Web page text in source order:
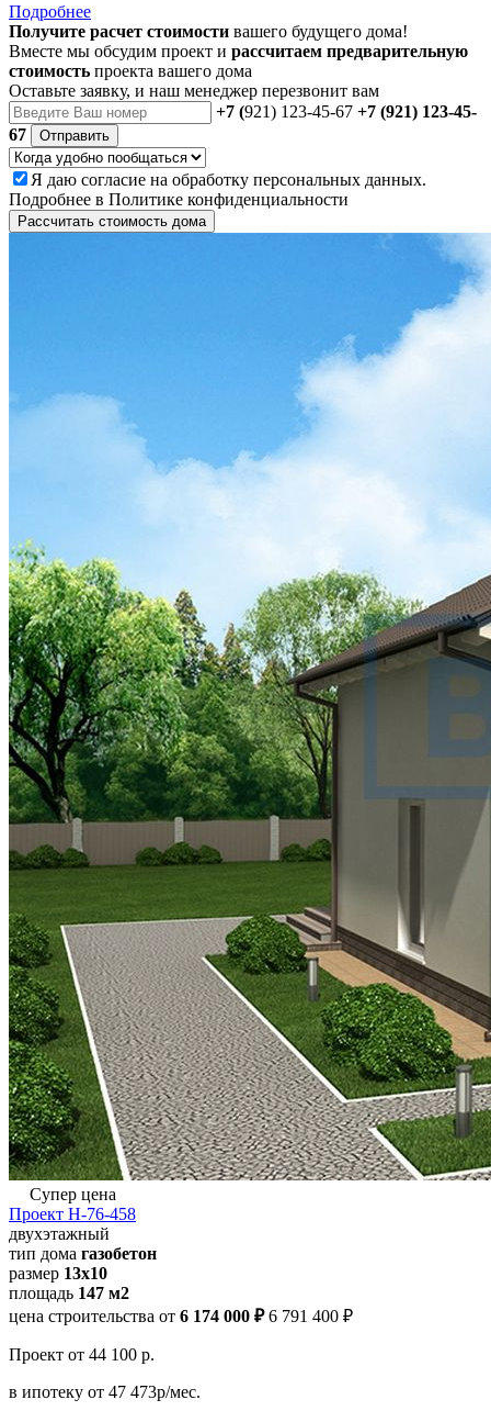
Подробнее
Получите расчет стоимости вашего будущего дома!
Вместе мы обсудим проект и рассчитаем предварительную
стоимость проекта вашего дома
Оставьте заявку, и наш менеджер перезвонит вам
+7 (921) 123-45-67 +7 (921) 123-45-
67
Отправить
Я даю согласие на обработку персональных данных.
Подробнее в Политике конфиденциальности
Рассчитать стоимость дома
Супер цена
Проект Н-76-458
двухэтажный
тип дома газобетон
размер 13х10
площадь 147 м2
цена строительства от 6 174 000 ₽ 6 791 400 ₽
Проект от 44 100 р.
в ипотеку от 47 473р/мес.